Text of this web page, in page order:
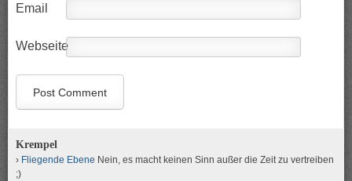
Email
Webseite
Krempel
Fliegende Ebene Nein, es macht keinen Sinn außer die Zeit zu vertreiben
;)